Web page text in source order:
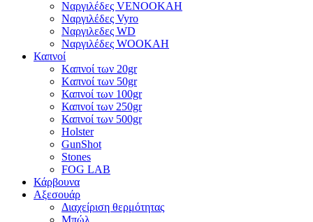
Ναργιλέδες VENOOKAH
Ναργιλέδες Vyro
Ναργιλεδες WD
Ναργιλέδες WOOKAH
Καπνοί
Kαπνοί των 20gr
Kαπνοί των 50gr
Καπνοί των 100gr
Καπνοί των 250gr
Καπνοί των 500gr
Holster
GunShot
Stones
FOG LAB
Κάρβουνα
Αξεσουάρ
Διαχείριση θερμότητας